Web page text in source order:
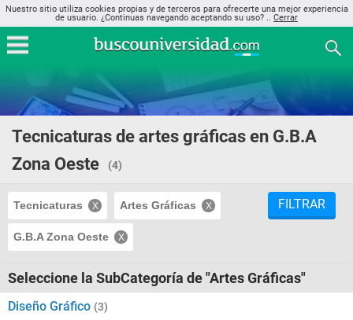
Nuestro sitio utiliza cookies propias y de terceros para ofrecerte una mejor experiencia
de usuario. ¿Continuas navegando aceptando su uso? .. Cerrar
Tecnicaturas de artes gráficas en G.B.A
Zona Oeste
(4)
Tecnicaturas Artes Gráficas
G.B.A Zona Oeste
FILTRAR
Seleccione la SubCategoría de "Artes Gráficas"
Diseño Gráfico (3)